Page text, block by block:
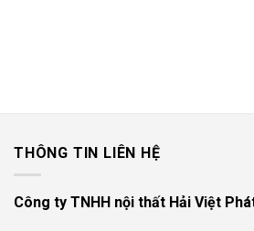
THÔNG TIN LIÊN HỆ
Công ty TNHH nội thất Hải Việt